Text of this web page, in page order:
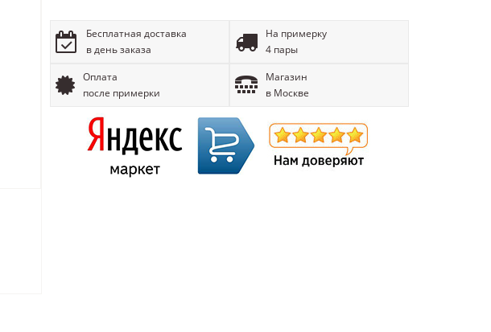
Бесплатная доставка
в день заказа
На примерку
4 пары
Оплата
после примерки
Магазин
в Москве